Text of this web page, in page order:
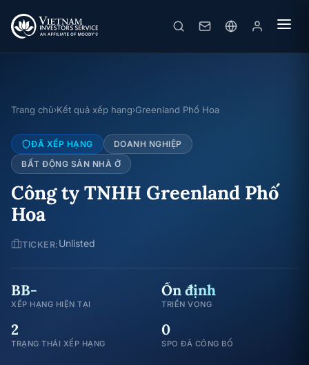
Trang chủ›Kết quả xếp hạng›Greenland Phố Hoa
ĐÃ XẾP HẠNG
DOANH NGHIỆP
BẤT ĐỘNG SẢN NHÀ Ở
Công ty TNHH Greenland Phố
Hoa
TICKER: Unlisted
BB-
XẾP HẠNG HIỆN TẠI
Ổn định
TRIỂN VỌNG
2
TRẠNG THÁI XẾP HẠNG
0
SPO ĐÃ CÔNG BỐ